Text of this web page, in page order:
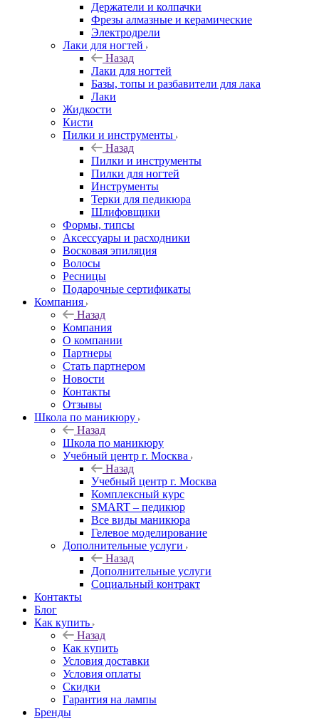
Держатели и колпачки
Фрезы алмазные и керамические
Электродрели
Лаки для ногтей
Назад
Лаки для ногтей
Базы, топы и разбавители для лака
Лаки
Жидкости
Кисти
Пилки и инструменты
Назад
Пилки и инструменты
Пилки для ногтей
Инструменты
Терки для педикюра
Шлифовщики
Формы, типсы
Аксессуары и расходники
Восковая эпиляция
Волосы
Ресницы
Подарочные сертификаты
Компания
Назад
Компания
О компании
Партнеры
Стать партнером
Новости
Контакты
Отзывы
Школа по маникюру
Назад
Школа по маникюру
Учебный центр г. Москва
Назад
Учебный центр г. Москва
Комплексный курс
SMART – педикюр
Все виды маникюра
Гелевое моделирование
Дополнительные услуги
Назад
Дополнительные услуги
Социальный контракт
Контакты
Блог
Как купить
Назад
Как купить
Условия доставки
Условия оплаты
Скидки
Гарантия на лампы
Бренды